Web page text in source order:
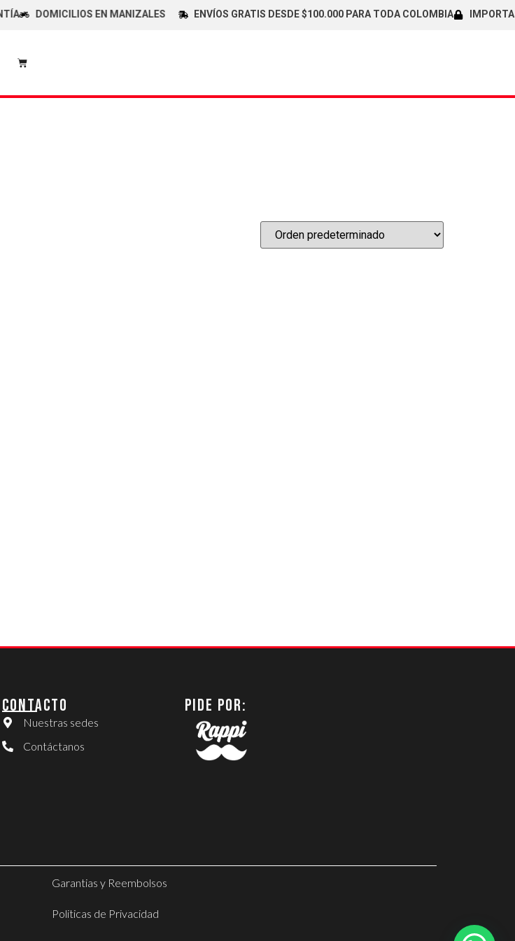
DOMICILIOS EN MANIZALES ENVÍOS GRATIS DESDE $100.000 PARA TODA COLOMBIA
CONTACTO
Nuestras sedes
Contáctanos
PIDE POR:
Garantias y Reembolsos
Politicas de Privacidad